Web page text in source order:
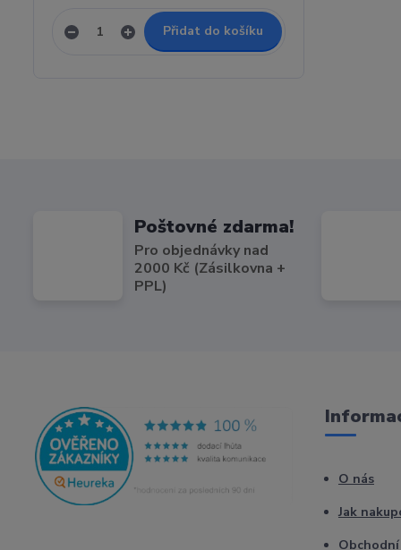
Přidat do košíku
Poštovné zdarma!
Pro objednávky nad
2000 Kč (Zásilkovna +
PPL)
O nás
Jak